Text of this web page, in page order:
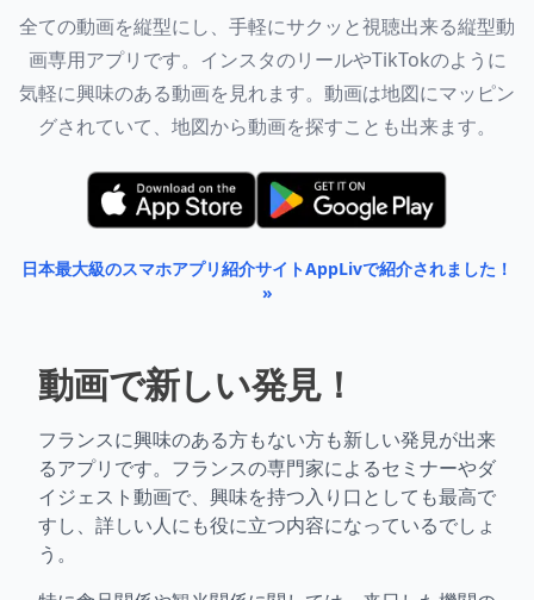
全ての動画を縦型にし、手軽にサクッと視聴出来る縦型動
画専用アプリです。インスタのリールやTikTokのように
気軽に興味のある動画を見れます。動画は地図にマッピン
グされていて、地図から動画を探すことも出来ます。
日本最大級のスマホアプリ紹介サイトAppLivで紹介されました！
»
動画で新しい発見！
フランスに興味のある方もない方も新しい発見が出来
るアプリです。フランスの専門家によるセミナーやダ
イジェスト動画で、興味を持つ入り口としても最高で
すし、詳しい人にも役に立つ内容になっているでしょ
う。